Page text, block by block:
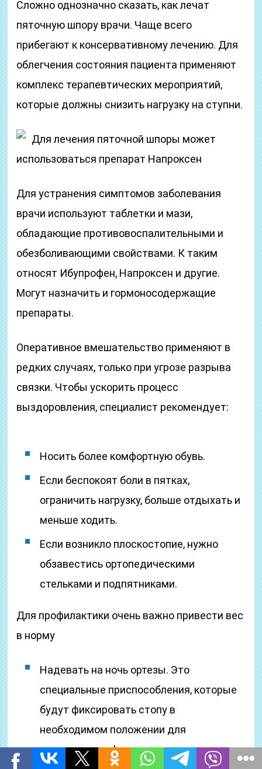
Сложно однозначно сказать, как лечат
пяточную шпору врачи. Чаще всего
прибегают к консервативному лечению. Для
облегчения состояния пациента применяют
комплекс терапевтических мероприятий,
которые должны снизить нагрузку на ступни.
Для лечения пяточной шпоры может
использоваться препарат Напроксен
Для устранения симптомов заболевания
врачи используют таблетки и мази,
обладающие противовоспалительными и
обезболивающими свойствами. К таким
относят Ибупрофен, Напроксен и другие.
Могут назначить и гормоносодержащие
препараты.
Оперативное вмешательство применяют в
редких случаях, только при угрозе разрыва
связки. Чтобы ускорить процесс
выздоровления, специалист рекомендует:
Носить более комфортную обувь.
Если беспокоят боли в пятках,
ограничить нагрузку, больше отдыхать и
меньше ходить.
Если возникло плоскостопие, нужно
обзавестись ортопедическими
стельками и подпятниками.
Для профилактики очень важно привести вес
в норму
Надевать на ночь ортезы. Это
специальные приспособления, которые
будут фиксировать стопу в
необходимом положении для
растягивания фасции и ускорения ее